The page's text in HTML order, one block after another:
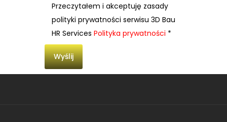
Przeczytałem i akceptuję zasady
polityki prywatności serwisu 3D Bau
HR Services Polityka prywatności *